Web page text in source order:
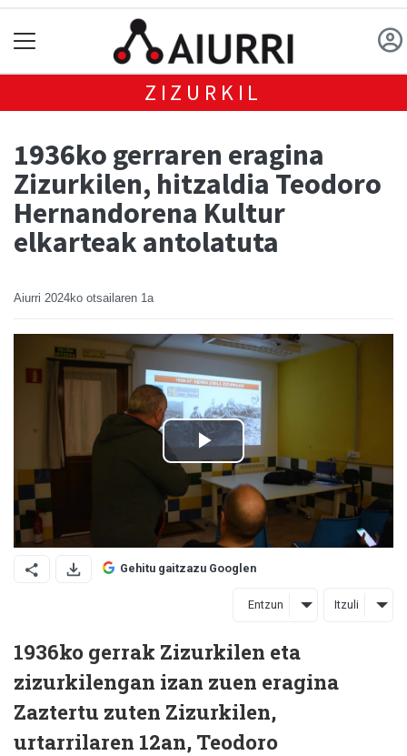
ZIZURKIL
1936ko gerraren eragina
Zizurkilen, hitzaldia Teodoro
Hernandorena Kultur
elkarteak antolatuta
Aiurri 2024ko otsailaren 1a
Gehitu gaitzazu Googlen
Entzun Itzuli
1936ko gerrak Zizurkilen eta
zizurkilengan izan zuen eragina
Zaztertu zuten Zizurkilen,
urtarrilaren 12an, Teodoro